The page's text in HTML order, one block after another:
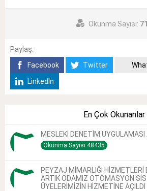
Okunma Sayısı:
Paylaş:
Facebook
Twitter
LinkedIn
En Çok Okunanlar
MESLEKİ DENETİM
Okunma Sayısı:48435
PEYZAJ MİMARLIĞI HİZMETLERİ
ARTIK ODAMIZ OTOMASYON
ÜYELERİMİZİN HİZMETİNE